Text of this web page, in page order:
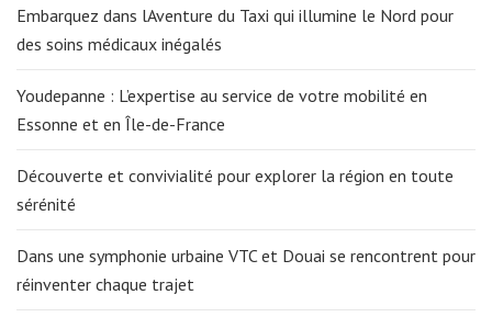
Embarquez dans lAventure du Taxi qui illumine le Nord pour
des soins médicaux inégalés
Youdepanne : L’expertise au service de votre mobilité en
Essonne et en Île-de-France
Découverte et convivialité pour explorer la région en toute
sérénité
Dans une symphonie urbaine VTC et Douai se rencontrent pour
réinventer chaque trajet